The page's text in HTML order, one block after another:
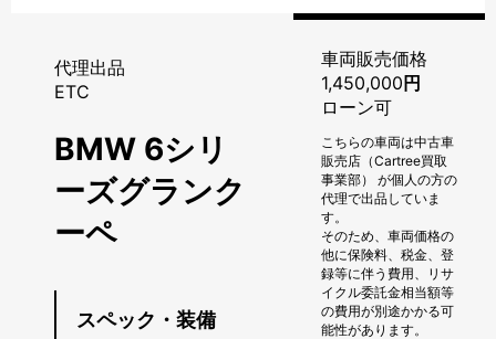
代理出品
ETC
BMW 6シリ
ーズグランク
ーペ
スペック・装備
車両販売価格
1,450,000 円
ローン可
こちらの車両は中古車
販売店（Cartree買取
事業部） が個人の方の
代理で出品していま
す。
そのため、車両価格の
他に保険料、税金、登
録等に伴う費用、リサ
イクル委託金相当額等
の費用が別途かかる可
能性があります。